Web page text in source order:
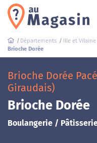
Départements Ille et Vilaine
Brioche Dorée
Brioche Dorée
Giraudais)
Brioche Dorée
Boulangerie /